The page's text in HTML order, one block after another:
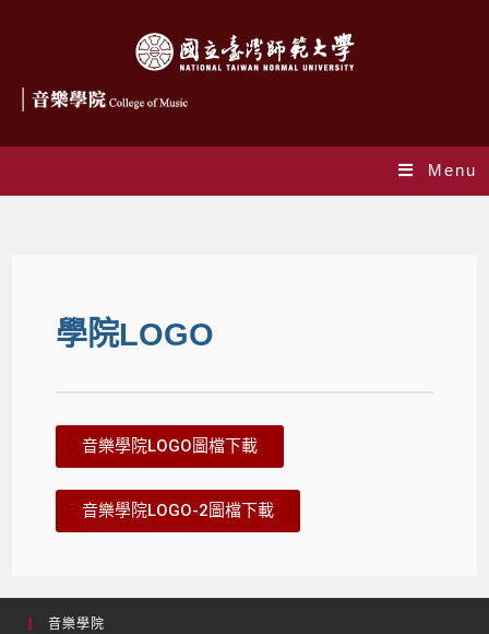
Menu
學院LOGO
音樂學院LOGO圖檔下載
音樂學院LOGO-2圖檔下載
音樂學院